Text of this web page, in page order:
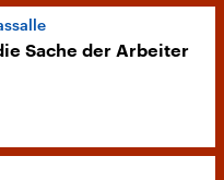
Sache der Arbeiter